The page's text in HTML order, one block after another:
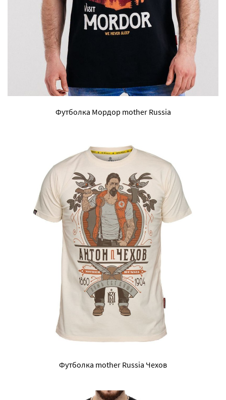
Футболка Мордор mother Russia
Футболка mother Russia Чехов